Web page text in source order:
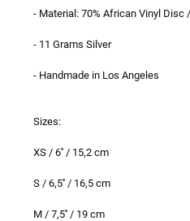
- Material: 70% African Vinyl Disc
- 11 Grams Silver
- Handmade in Los Angeles
Sizes:
XS / 6'' / 15,2 cm
S / 6,5'' / 16,5 cm
M / 7,5'' / 19 cm